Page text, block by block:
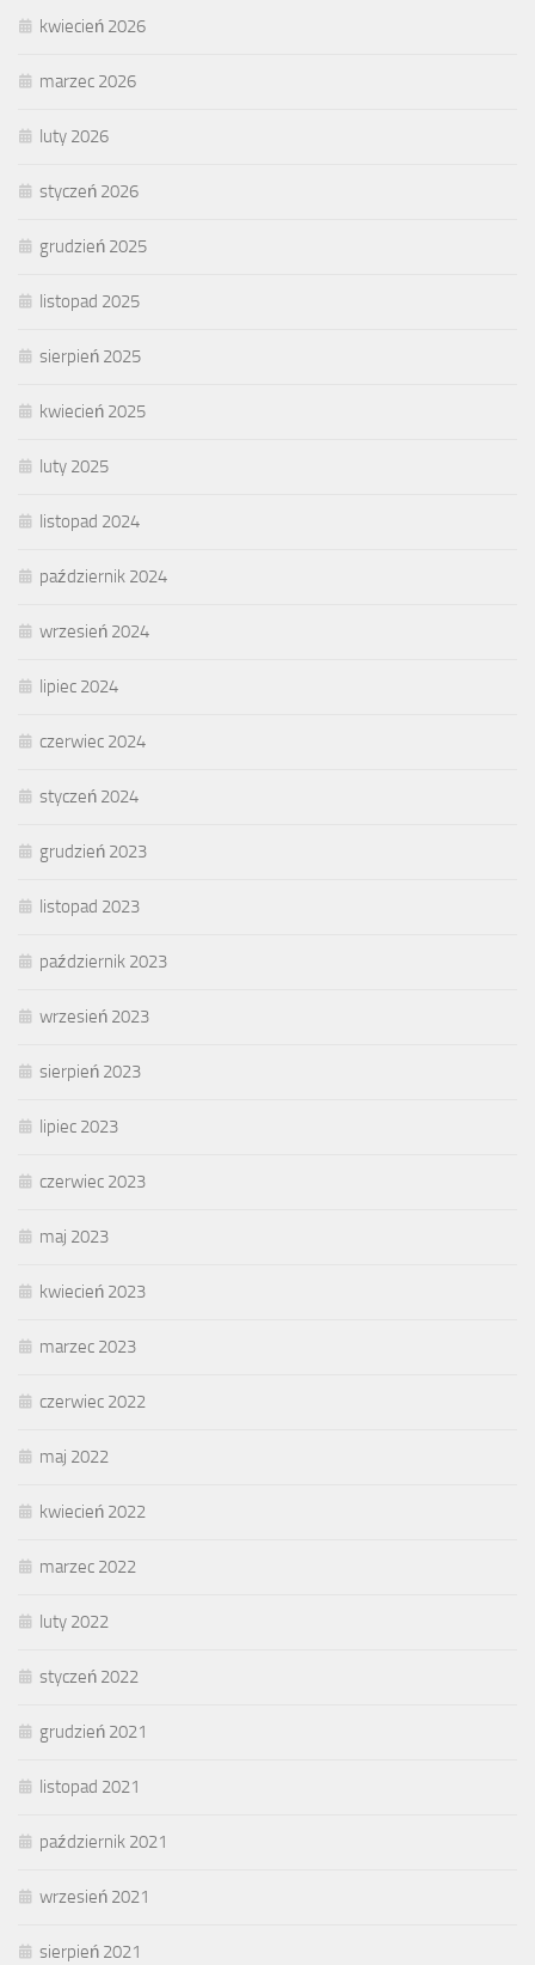
kwiecień 2026
marzec 2026
luty 2026
styczeń 2026
grudzień 2025
listopad 2025
sierpień 2025
kwiecień 2025
luty 2025
listopad 2024
październik 2024
wrzesień 2024
lipiec 2024
czerwiec 2024
styczeń 2024
grudzień 2023
listopad 2023
październik 2023
wrzesień 2023
sierpień 2023
lipiec 2023
czerwiec 2023
maj 2023
kwiecień 2023
marzec 2023
czerwiec 2022
maj 2022
kwiecień 2022
marzec 2022
luty 2022
styczeń 2022
grudzień 2021
listopad 2021
październik 2021
wrzesień 2021
sierpień 2021